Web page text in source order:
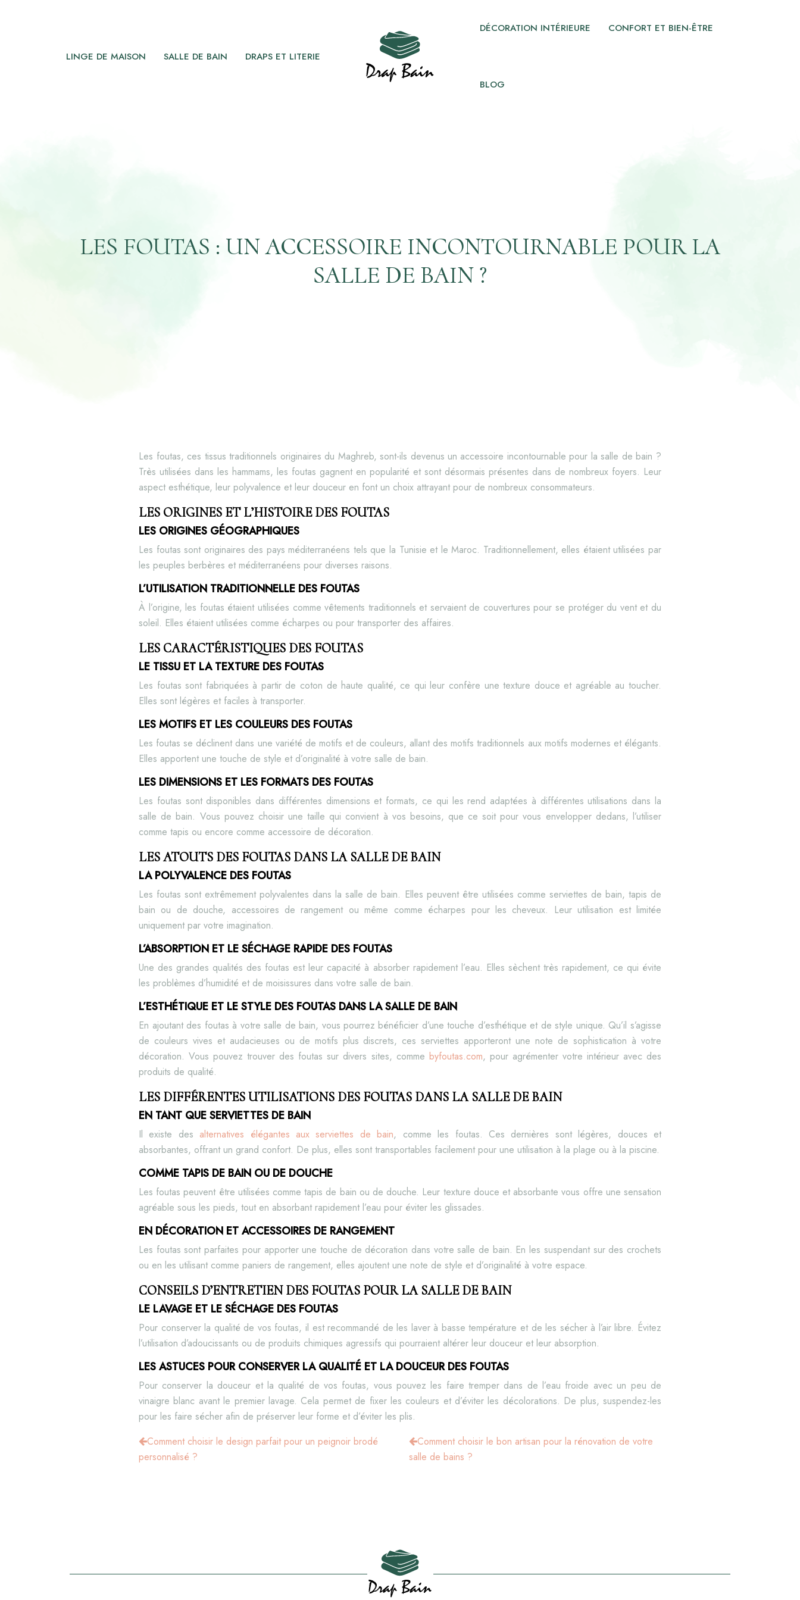
DRAPS ET LITERIE
SALLE DE BAIN
LINGE DE MAISON
DÉCORATION INTÉRIEURE CONFORT ET BIEN-ÊTRE
BLOG
LES FOUTAS : UN ACCESSOIRE INCONTOURNABLE POUR LA
SALLE DE BAIN ?
Les foutas, ces tissus traditionnels originaires du Maghreb, sont-ils devenus un accessoire incontournable pour la salle de bain ?
Très utilisées dans les hammams, les foutas gagnent en popularité et sont désormais présentes dans de nombreux foyers. Leur
aspect esthétique, leur polyvalence et leur douceur en font un choix attrayant pour de nombreux consommateurs.
LES ORIGINES ET L’HISTOIRE DES FOUTAS
LES ORIGINES GÉOGRAPHIQUES
Les foutas sont originaires des pays méditerranéens tels que la Tunisie et le Maroc. Traditionnellement, elles étaient utilisées par
les peuples berbères et méditerranéens pour diverses raisons.
L’UTILISATION TRADITIONNELLE DES FOUTAS
À l’origine, les foutas étaient utilisées comme vêtements traditionnels et servaient de couvertures pour se protéger du vent et du
soleil. Elles étaient utilisées comme écharpes ou pour transporter des affaires.
LES CARACTÉRISTIQUES DES FOUTAS
LE TISSU ET LA TEXTURE DES FOUTAS
Les foutas sont fabriquées à partir de coton de haute qualité, ce qui leur confère une texture douce et agréable au toucher.
Elles sont légères et faciles à transporter.
LES MOTIFS ET LES COULEURS DES FOUTAS
Les foutas se déclinent dans une variété de motifs et de couleurs, allant des motifs traditionnels aux motifs modernes et élégants.
Elles apportent une touche de style et d’originalité à votre salle de bain.
LES DIMENSIONS ET LES FORMATS DES FOUTAS
Les foutas sont disponibles dans différentes dimensions et formats, ce qui les rend adaptées à différentes utilisations dans la
salle de bain. Vous pouvez choisir une taille qui convient à vos besoins, que ce soit pour vous envelopper dedans, l’utiliser
comme tapis ou encore comme accessoire de décoration.
LES ATOUTS DES FOUTAS DANS LA SALLE DE BAIN
LA POLYVALENCE DES FOUTAS
Les foutas sont extrêmement polyvalentes dans la salle de bain. Elles peuvent être utilisées comme serviettes de bain, tapis de
bain ou de douche, accessoires de rangement ou même comme écharpes pour les cheveux. Leur utilisation est limitée
uniquement par votre imagination.
L’ABSORPTION ET LE SÉCHAGE RAPIDE DES FOUTAS
Une des grandes qualités des foutas est leur capacité à absorber rapidement l’eau. Elles sèchent très rapidement, ce qui évite
les problèmes d’humidité et de moisissures dans votre salle de bain.
L’ESTHÉTIQUE ET LE STYLE DES FOUTAS DANS LA SALLE DE BAIN
En ajoutant des foutas à votre salle de bain, vous pourrez bénéficier d’une touche d’esthétique et de style unique. Qu’il s’agisse
de couleurs vives et audacieuses ou de motifs plus discrets, ces serviettes apporteront une note de sophistication à votre
décoration. Vous pouvez trouver des foutas sur divers sites, comme byfoutas.com, pour agrémenter votre intérieur avec des
produits de qualité.
LES DIFFÉRENTES UTILISATIONS DES FOUTAS DANS LA SALLE DE BAIN
EN TANT QUE SERVIETTES DE BAIN
Il existe des alternatives élégantes aux serviettes de bain, comme les foutas. Ces dernières sont légères, douces et
absorbantes, offrant un grand confort. De plus, elles sont transportables facilement pour une utilisation à la plage ou à la piscine.
COMME TAPIS DE BAIN OU DE DOUCHE
Les foutas peuvent être utilisées comme tapis de bain ou de douche. Leur texture douce et absorbante vous offre une sensation
agréable sous les pieds, tout en absorbant rapidement l’eau pour éviter les glissades.
EN DÉCORATION ET ACCESSOIRES DE RANGEMENT
Les foutas sont parfaites pour apporter une touche de décoration dans votre salle de bain. En les suspendant sur des crochets
ou en les utilisant comme paniers de rangement, elles ajoutent une note de style et d’originalité à votre espace.
CONSEILS D’ENTRETIEN DES FOUTAS POUR LA SALLE DE BAIN
LE LAVAGE ET LE SÉCHAGE DES FOUTAS
Pour conserver la qualité de vos foutas, il est recommandé de les laver à basse température et de les sécher à l’air libre. Évitez
l’utilisation d’adoucissants ou de produits chimiques agressifs qui pourraient altérer leur douceur et leur absorption.
LES ASTUCES POUR CONSERVER LA QUALITÉ ET LA DOUCEUR DES FOUTAS
Pour conserver la douceur et la qualité de vos foutas, vous pouvez les faire tremper dans de l’eau froide avec un peu de
vinaigre blanc avant le premier lavage. Cela permet de fixer les couleurs et d’éviter les décolorations. De plus, suspendez-les
pour les faire sécher afin de préserver leur forme et d’éviter les plis.
Comment choisir le design parfait pour un peignoir brodé
personnalisé ?
Comment choisir le bon artisan pour la rénovation de votre
salle de bains ?